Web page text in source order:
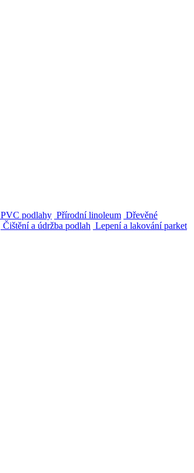
PVC podlahy Přírodní linoleum Dřevěné
Čištění a údržba podlah Lepení a lakování parket